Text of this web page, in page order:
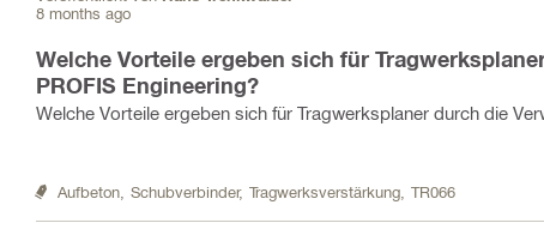
8 months ago
Welche Vorteile ergeben sich für
PROFIS Engineering?
Welche Vorteile ergeben sich für Tragwerksplaner durch die
Aufbeton, Schubverbinder, Tragwerksverstärkung, TR066